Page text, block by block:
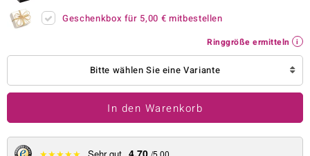
BY DE MELO
Geschenkbox für 5,00 € mitbestellen
Ringgröße ermitteln
Bitte wählen Sie eine Variante
In den Warenkorb
4.70 /5.00